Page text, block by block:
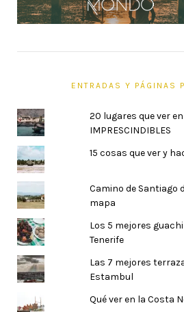
ENTRADAS Y PÁGINAS
20 lugares que ver
IMPRESCINDIBLES
15 cosas que ver y
Camino de Santiago
mapa
Los 5 mejores
Tenerife
Las 7 mejores
Estambul
Qué ver en la Costa